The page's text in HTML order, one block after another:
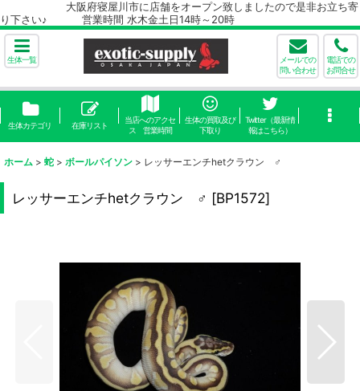
大阪府寝屋川市に店舗をオープン致しましたので是非お立ち寄
り下さい♪ 営業時間 水木金土日14時～20時
生体一覧
メールでの
問い合わせ
電話での
お問合せ
生体カテゴリ 在庫リスト
当店へのアクセ
ス 営業時間
生体の買取及び
下取り
Twitter（最新情
報はこちら）
ホーム > 蛇 > ボールパイソン > レッサーエンチhetクラウン ♂
レッサーエンチhetクラウン ♂ [BP1572]